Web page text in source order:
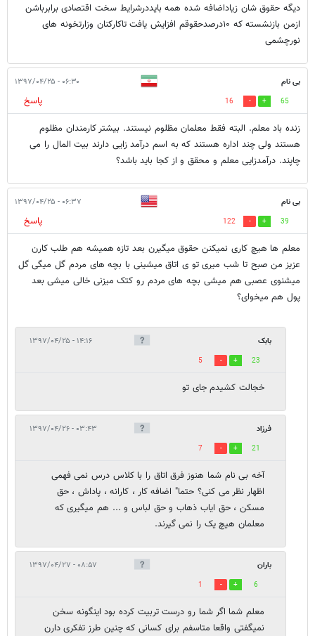
دیگه حقوق شان زیاداضافه شده همه بایددرشرایط سخت اقتصادی برابرباشن
ازمن بازنشسته که ۱۰درصدحقوقم افزایش یافت تاکارکنان وزارتخونه های
نورچشمی
بی نام ۰۶:۳۰ - ۱۳۹۷/۰۴/۲۵
65
16
پاسخ
زنده باد معلم. البته فقط معلمان مظلوم نیستند. بیشتر کارمندان مظلوم
هستند ولی چند اداره هستند که به اسم درآمد زایی دارند بیت المال را می
چاپند. درآمدزایی معلم و محقق و از کجا باید باشد؟
بی نام ۰۶:۳۷ - ۱۳۹۷/۰۴/۲۵
39
122
پاسخ
معلم ها هیچ کاری نمیکنن حقوق میگیرن بعد تازه همیشه هم طلب کارن
عزیز من صبح تا شب میری تو ی اتاق میشینی با بچه های مردم گل میگی گل
میشنوی عصبی هم میشی بچه های مردم رو کتک میزنی خالی میشی بعد
پول هم میخوای؟
بابک ۱۴:۱۶ - ۱۳۹۷/۰۴/۲۵
23
5
خجالت کشیدم جای تو
فرزاد ۰۳:۴۳ - ۱۳۹۷/۰۴/۲۶
21
7
آخه بی نام شما هنوز فرق اتاق را با کلاس درس نمی فهمی
اظهار نظر می کنی؟ حتما" اضافه کار ، کارانه ، پاداش ، حق
مسکن ، حق ایاب ذهاب و حق لباس و ... هم میگیری که
معلمان هیچ یک را نمی گیرند.
باران ۰۸:۵۷ - ۱۳۹۷/۰۴/۲۷
6
1
معلم شما اگر شما رو درست تربیت کرده بود اینگونه سخن
نمیگفتی واقعا متاسفم برای کسانی که چنین طرز تفکری دارن